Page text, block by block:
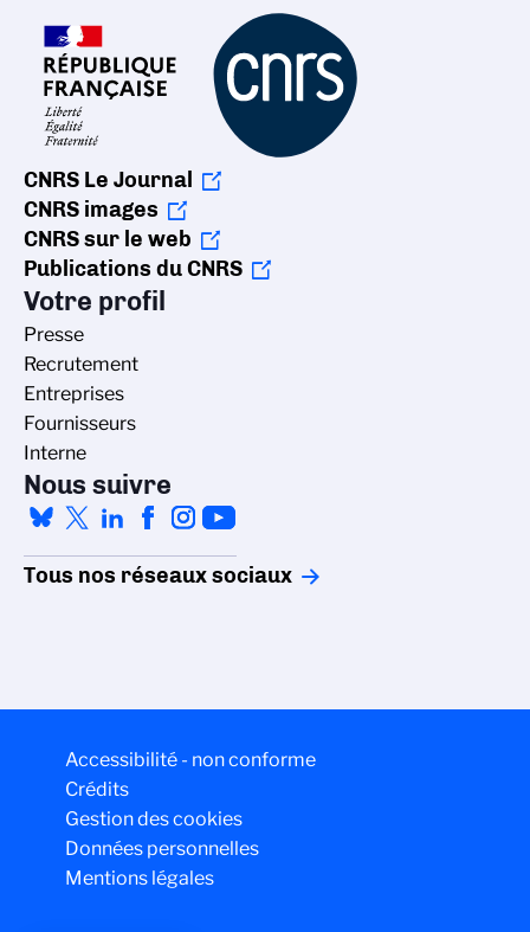
CNRS Le Journal
CNRS images
CNRS sur le web
Publications du CNRS
Votre profil
Presse
Recrutement
Entreprises
Fournisseurs
Interne
Nous suivre
Tous nos réseaux sociaux
Accessibilité - non conforme
Crédits
Gestion des cookies
Données personnelles
Mentions légales